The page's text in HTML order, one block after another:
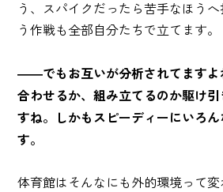
う、スパイクだったら苦手なほう
う作戦も全部自分たちで立てます。
――でもお互いが分析されてますよ
合わせるか、組み立てるのか駆け
すね。しかもスピーディーにいろ
す。
体育館はそんなにも外的環境って